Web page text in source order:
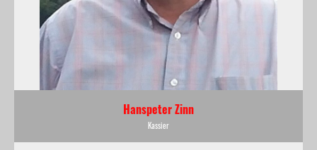
Hanspeter Zinn
Kassier